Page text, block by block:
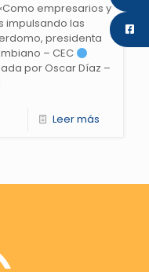
«Como empresarios y
impulsando las
presidenta
– CEC
por Oscar Díaz –
Leer más